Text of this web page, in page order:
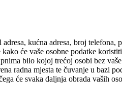
kućna adresa, broj
će vaše osobne podatke
bilo kojoj trećoj osobi bez
radna mjesta te čuvanje u bazi
će svaka daljnja obrada vaših